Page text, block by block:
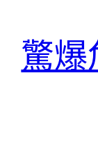
驚爆